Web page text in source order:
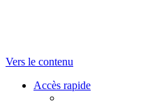
Vers le contenu
Accès rapide